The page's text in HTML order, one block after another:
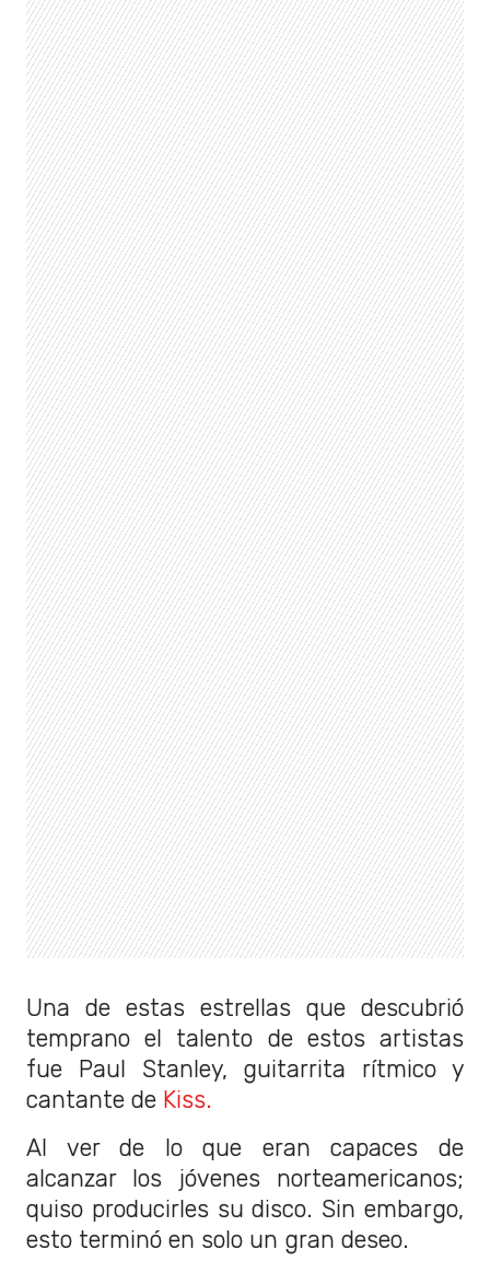
Una de estas estrellas que descubrió
temprano el talento de estos artistas
fue Paul Stanley, guitarrita rítmico y
cantante de Kiss.
Al ver de lo que eran capaces de
alcanzar los jóvenes norteamericanos;
quiso producirles su disco. Sin embargo,
esto terminó en solo un gran deseo.